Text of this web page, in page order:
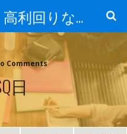
人生悠々自適 高利回りな投資法!
Comments
日